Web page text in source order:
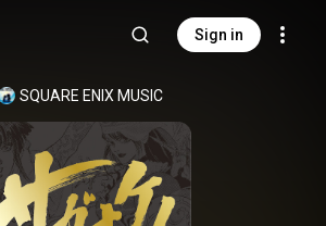
Sign in
SQUARE ENIX MUSIC